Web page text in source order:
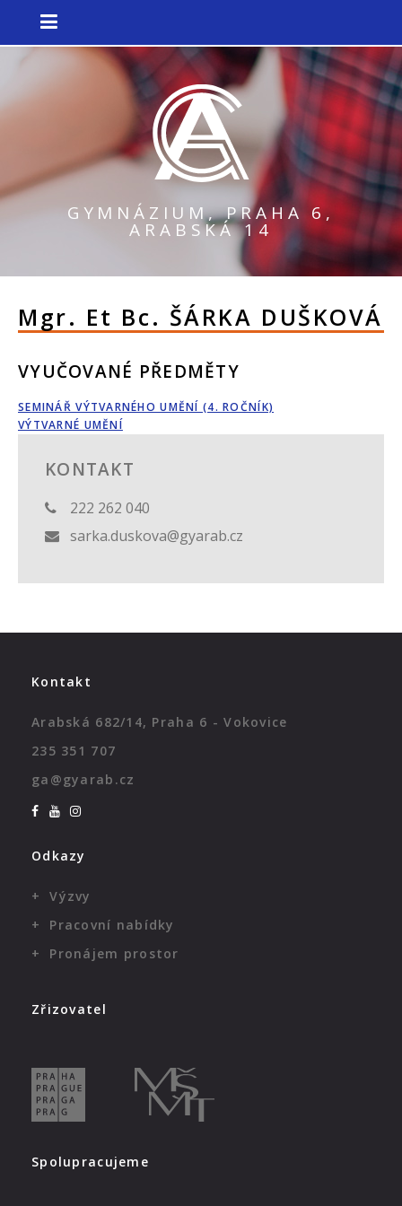
GYMNÁZIUM, PRAHA 6,
ARABSKÁ 14
Mgr. Et Bc. ŠÁRKA DUŠKOVÁ
VYUČOVANÉ PŘEDMĚTY
SEMINÁŘ VÝTVARNÉHO UMĚNÍ (4. ROČNÍK)
VÝTVARNÉ UMĚNÍ
KONTAKT
222 262 040
sarka.duskova@gyarab.cz
Kontakt
Arabská 682/14, Praha 6 - Vokovice
235 351 707
ga@gyarab.cz
Odkazy
Výzvy
Pracovní nabídky
Pronájem prostor
Zřizovatel
Spolupracujeme